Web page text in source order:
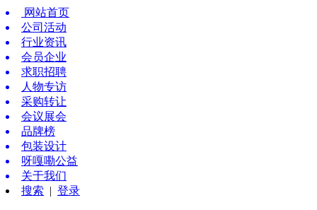
网站首页
公司活动
行业资讯
会员企业
求职招聘
人物专访
采购转让
会议展会
品牌榜
包装设计
呀嘎嘞公益
关于我们
搜索 | 登录